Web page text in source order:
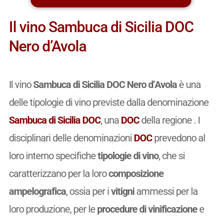
Il vino Sambuca di Sicilia DOC
Nero d’Avola
Il vinoSambuca di Sicilia DOC Nero d’Avolaè una
delle tipologie di vino previste dalla denominazione
Sambuca di Sicilia DOC, una DOCdella regione . I
disciplinari delle denominazioni DOCprevedono al
loro interno specifichetipologie di vino, che si
caratterizzano per la lorocomposizione
ampelografica, ossia per ivitigniammessi per la
loro produzione, per le procedure di vinificazionee